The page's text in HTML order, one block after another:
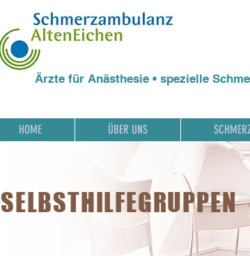
Ärzte für Anästhesie • spezielle
HOME ÜBER UNS
SELBSTHILFEGRUPPEN